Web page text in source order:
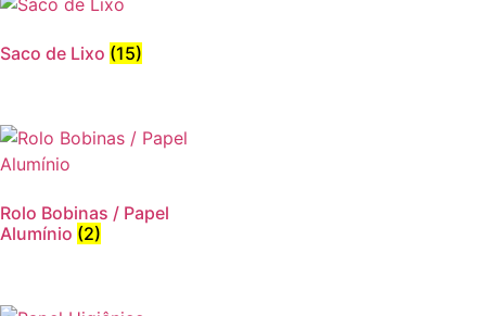
Saco de Lixo (15)
Rolo Bobinas / Papel
Alumínio (2)